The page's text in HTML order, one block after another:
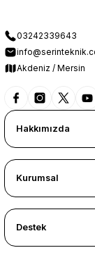
03242339643
Akdeniz / Mersin
Hakkımızda
Kurumsal
Destek